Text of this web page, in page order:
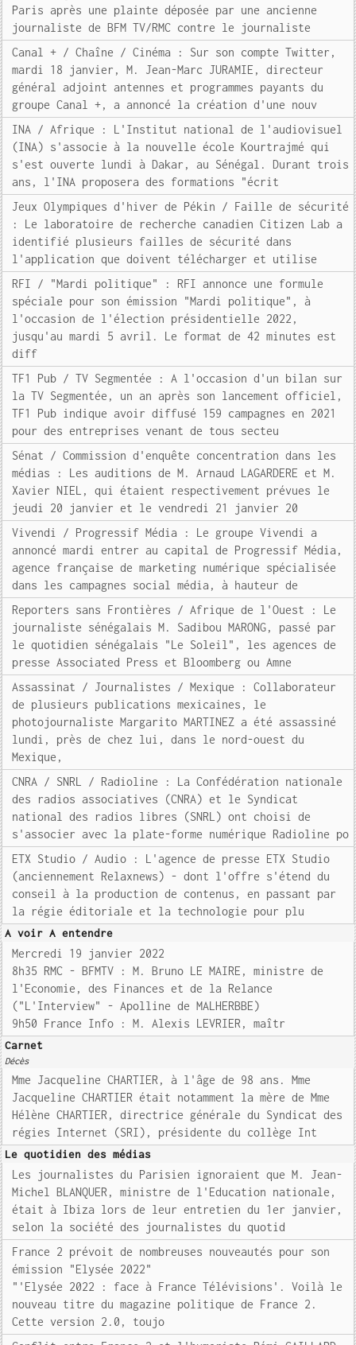
Paris après une plainte déposée par une ancienne
journaliste de BFM TV/RMC contre le journaliste
Canal + / Chaîne / Cinéma : Sur son compte Twitter,
mardi 18 janvier, M. Jean-Marc JURAMIE, directeur
général adjoint antennes et programmes payants du
groupe Canal +, a annoncé la création d'une nouv
INA / Afrique : L'Institut national de l'audiovisuel
(INA) s'associe à la nouvelle école Kourtrajmé qui
s'est ouverte lundi à Dakar, au Sénégal. Durant trois
ans, l'INA proposera des formations "écrit
Jeux Olympiques d'hiver de Pékin / Faille de sécurité
: Le laboratoire de recherche canadien Citizen Lab a
identifié plusieurs failles de sécurité dans
l'application que doivent télécharger et utilise
RFI / "Mardi politique" : RFI annonce une formule
spéciale pour son émission "Mardi politique", à
l'occasion de l'élection présidentielle 2022,
jusqu'au mardi 5 avril. Le format de 42 minutes est
diff
TF1 Pub / TV Segmentée : A l'occasion d'un bilan sur
la TV Segmentée, un an après son lancement officiel,
TF1 Pub indique avoir diffusé 159 campagnes en 2021
pour des entreprises venant de tous secteu
Sénat / Commission d'enquête concentration dans les
médias : Les auditions de M. Arnaud LAGARDERE et M.
Xavier NIEL, qui étaient respectivement prévues le
jeudi 20 janvier et le vendredi 21 janvier 20
Vivendi / Progressif Média : Le groupe Vivendi a
annoncé mardi entrer au capital de Progressif Média,
agence française de marketing numérique spécialisée
dans les campagnes social média, à hauteur de
Reporters sans Frontières / Afrique de l'Ouest : Le
journaliste sénégalais M. Sadibou MARONG, passé par
le quotidien sénégalais "Le Soleil", les agences de
presse Associated Press et Bloomberg ou Amne
Assassinat / Journalistes / Mexique : Collaborateur
de plusieurs publications mexicaines, le
photojournaliste Margarito MARTINEZ a été assassiné
lundi, près de chez lui, dans le nord-ouest du
Mexique,
CNRA / SNRL / Radioline : La Confédération nationale
des radios associatives (CNRA) et le Syndicat
national des radios libres (SNRL) ont choisi de
s'associer avec la plate-forme numérique Radioline po
ETX Studio / Audio : L'agence de presse ETX Studio
(anciennement Relaxnews) - dont l'offre s'étend du
conseil à la production de contenus, en passant par
la régie éditoriale et la technologie pour plu
A voir A entendre
Mercredi 19 janvier 2022
8h35 RMC - BFMTV : M. Bruno LE MAIRE, ministre de
l'Economie, des Finances et de la Relance
("L'Interview" - Apolline de MALHERBBE)
9h50 France Info : M. Alexis LEVRIER, maîtr
Carnet
Décès
Mme Jacqueline CHARTIER, à l'âge de 98 ans. Mme
Jacqueline CHARTIER était notamment la mère de Mme
Hélène CHARTIER, directrice générale du Syndicat des
régies Internet (SRI), présidente du collège Int
Le quotidien des médias
Les journalistes du Parisien ignoraient que M. Jean-
Michel BLANQUER, ministre de l'Education nationale,
était à Ibiza lors de leur entretien du 1er janvier,
selon la société des journalistes du quotid
France 2 prévoit de nombreuses nouveautés pour son
émission "Elysée 2022"
"'Elysée 2022 : face à France Télévisions'. Voilà le
nouveau titre du magazine politique de France 2.
Cette version 2.0, toujo